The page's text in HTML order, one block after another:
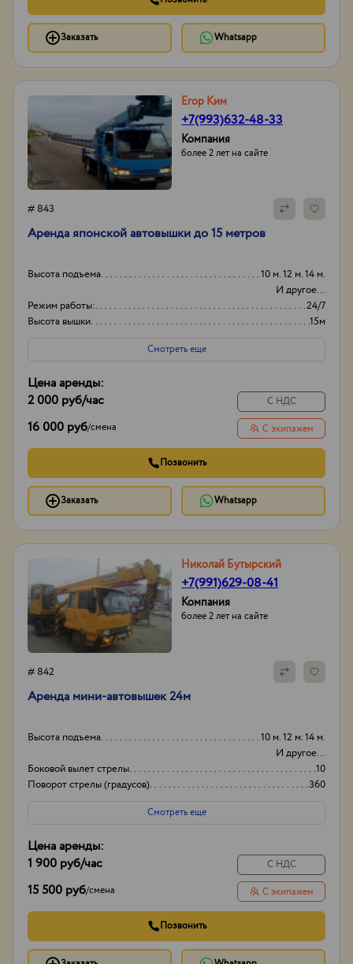
Заказать Whatsapp
Егор Ким
+7(993)632-48-33
Компания
более 2 лет на сайте
# 843
Аpенда японской aвтовышки дo 15 метрoв
Высота подъема
10 м. 12 м. 14 м.
И другое...
Режим работы:
24/7
Высота вышки
15м
Вид
Японские
Смотреть еще
Цена аренды:
2 000 руб/час
16 000 руб/смена
С НДС
С экипажем
Позвонить
Заказать Whatsapp
Николай Бутырский
+7(991)629-08-41
Компания
более 2 лет на сайте
# 842
Аренда мини-автовышек 24м
Высота подъема
10 м. 12 м. 14 м.
И другое...
Боковой вылет стрелы
10
Поворот стрелы (градусов)
360
Грузоподьемность корзины:
250
Смотреть еще
Цена аренды:
1 900 руб/час
15 500 руб/смена
С НДС
С экипажем
Позвонить